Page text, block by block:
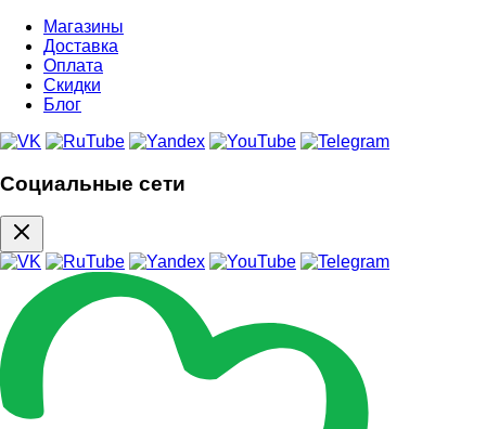
Магазины
Доставка
Оплата
Скидки
Блог
Социальные сети